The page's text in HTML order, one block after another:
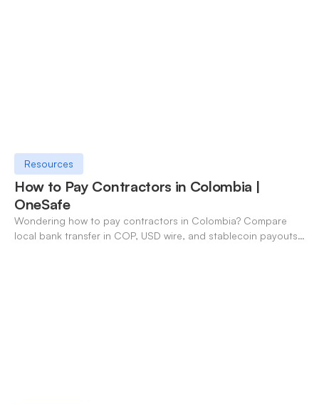
Resources
How to Pay Contractors in Colombia |
OneSafe
Wondering how to pay contractors in Colombia? Compare
local bank transfer in COP, USD wire, and stablecoin payouts.